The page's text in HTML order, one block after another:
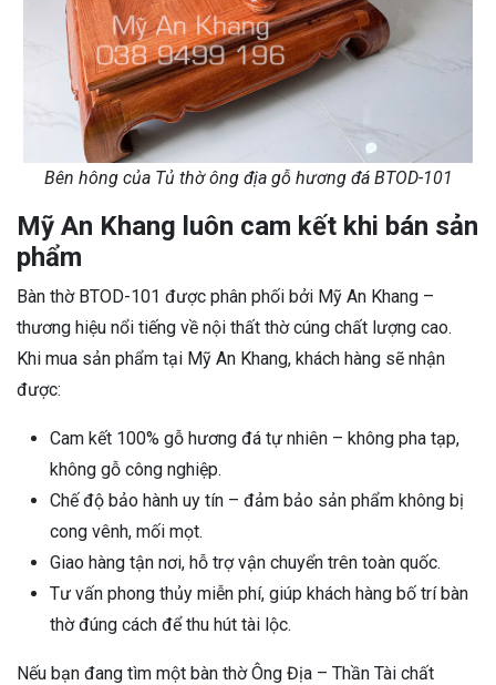
Bên hông của Tủ thờ ông địa gỗ hương đá BTOD-101
Mỹ An Khang luôn cam kết khi bán sản
phẩm
Bàn thờ BTOD-101 được phân phối bởi Mỹ An Khang –
thương hiệu nổi tiếng về nội thất thờ cúng chất lượng cao.
Khi mua sản phẩm tại Mỹ An Khang, khách hàng sẽ nhận
được:
Cam kết 100% gỗ hương đá tự nhiên – không pha tạp,
không gỗ công nghiệp.
Chế độ bảo hành uy tín – đảm bảo sản phẩm không bị
cong vênh, mối mọt.
Giao hàng tận nơi, hỗ trợ vận chuyển trên toàn quốc.
Tư vấn phong thủy miễn phí, giúp khách hàng bố trí bàn
thờ đúng cách để thu hút tài lộc.
Nếu bạn đang tìm một bàn thờ Ông Địa – Thần Tài chất